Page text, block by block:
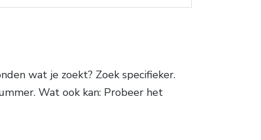
wat je zoekt? Zoek specifieker.
Wat ook kan: Probeer het